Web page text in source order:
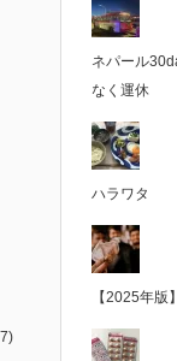
ネパール
なく運休
ハラワタ
【2025年